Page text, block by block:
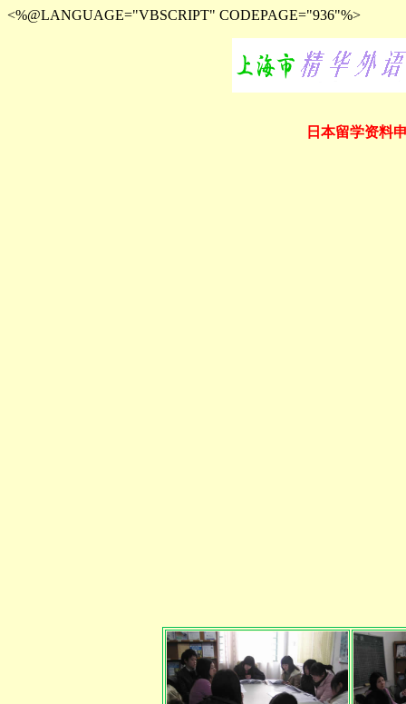
<%@LANGUAGE="VBSCRIPT" CODEPAGE="936"%>
日本留学资料